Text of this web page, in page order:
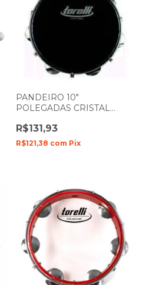
PANDEIRO 10"
POLEGADAS CRISTAL
PRETO INJETADO TP-301
TORELLI
R$131,93
R$121,38 com Pix